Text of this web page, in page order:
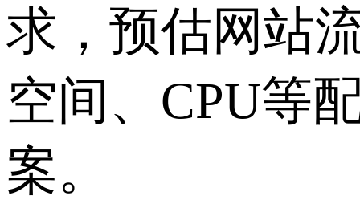
求，预估网站
空间、CPU等
案。